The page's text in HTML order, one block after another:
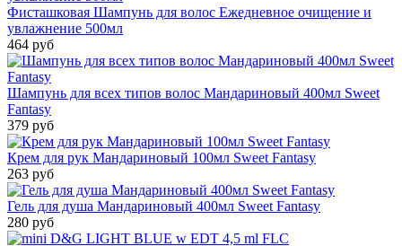
Фисташковая Шампунь для волос Ежедневное очищение и
увлажнение 500мл
464 руб
Шампунь для всех типов волос Мандариновый 400мл Sweet
Fantasy
379 руб
Крем для рук Мандариновый 100мл Sweet Fantasy
263 руб
Гель для душа Мандариновый 400мл Sweet Fantasy
280 руб